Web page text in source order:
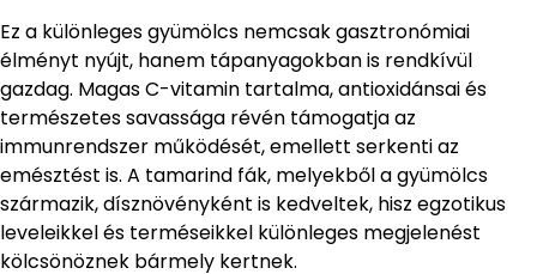
Ez a különleges gyümölcs nemcsak gasztronómiai
élményt nyújt, hanem tápanyagokban is rendkívül
gazdag. Magas C-vitamin tartalma, antioxidánsai és
természetes savassága révén támogatja az
immunrendszer működését, emellett serkenti az
emésztést is. A tamarind fák, melyekből a gyümölcs
származik, dísznövényként is kedveltek, hisz egzotikus
leveleikkel és terméseikkel különleges megjelenést
kölcsönöznek bármely kertnek.